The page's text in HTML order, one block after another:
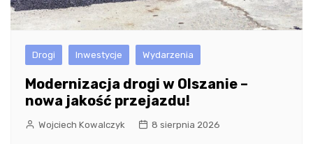
Drogi Inwestycje Wydarzenia
Modernizacja drogi w Olszanie –
nowa jakość przejazdu!
Wojciech Kowalczyk 8 sierpnia 2026